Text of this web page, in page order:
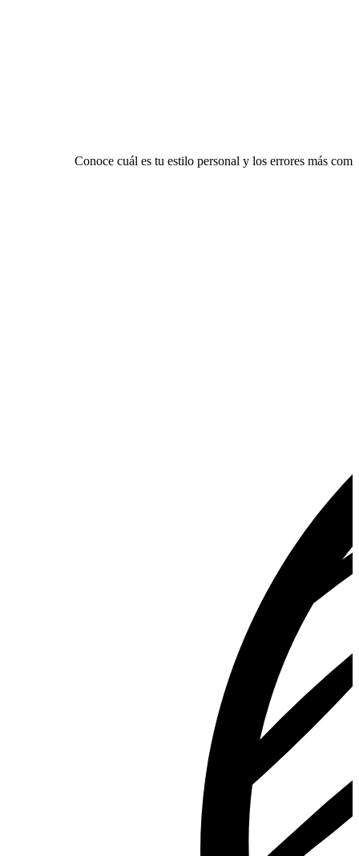
Conoce cuál es tu estilo personal y los errores más